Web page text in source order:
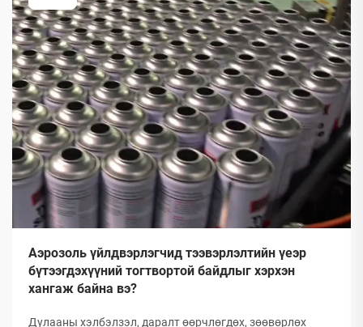
Аэрозоль үйлдвэрлэгчид тээвэрлэлтийн үеэр
бүтээгдэхүүний тогтвортой байдлыг хэрхэн
хангаж байна вэ?
Дулааны хэлбэлзэл, даралт өөрчлөгдөх, зөөвөрлөх